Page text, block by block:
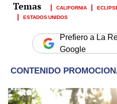
CALIFORNIA
ESTADOS UNIDOS
Prefiero a La
Google